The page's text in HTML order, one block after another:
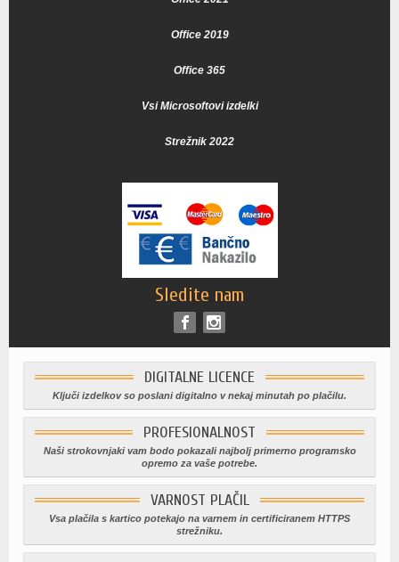
Office 2019
Office 365
Vsi Microsoftovi izdelki
Strežnik 2022
Sledite nam
DIGITALNE LICENCE
Ključi izdelkov so poslani digitalno v nekaj minutah po plačilu.
PROFESIONALNOST
Naši strokovnjaki vam bodo pokazali najbolj primerno programsko
opremo za vaše potrebe.
VARNOST PLAČIL
Vsa plačila s kartico potekajo na varnem in certificiranem HTTPS
strežniku.